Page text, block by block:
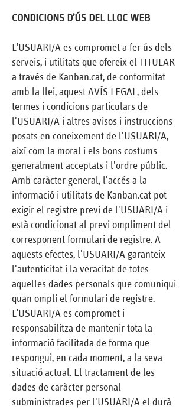
CONDICIONS D’ÚS DEL LLOC WEB
L’USUARI/A es compromet a fer ús dels
serveis, i utilitats que ofereix el TITULAR
a través de Kanban.cat, de conformitat
amb la llei, aquest AVÍS LEGAL, dels
termes i condicions particulars de
l'USUARI/A i altres avisos i instruccions
posats en coneixement de l'USUARI/A,
així com la moral i els bons costums
generalment acceptats i l'ordre públic.
Amb caràcter general, l'accés a la
informació i utilitats de Kanban.cat pot
exigir el registre previ de l'USUARI/A i
està condicionat al previ ompliment del
corresponent formulari de registre. A
aquests efectes, l'USUARI/A garanteix
l'autenticitat i la veracitat de totes
aquelles dades personals que comuniqui
quan ompli el formulari de registre.
L’USUARI/A es compromet i
responsabilitza de mantenir tota la
informació facilitada de forma que
respongui, en cada moment, a la seva
situació actual. El tractament de les
dades de caràcter personal
subministrades per l'USUARI/A el durà